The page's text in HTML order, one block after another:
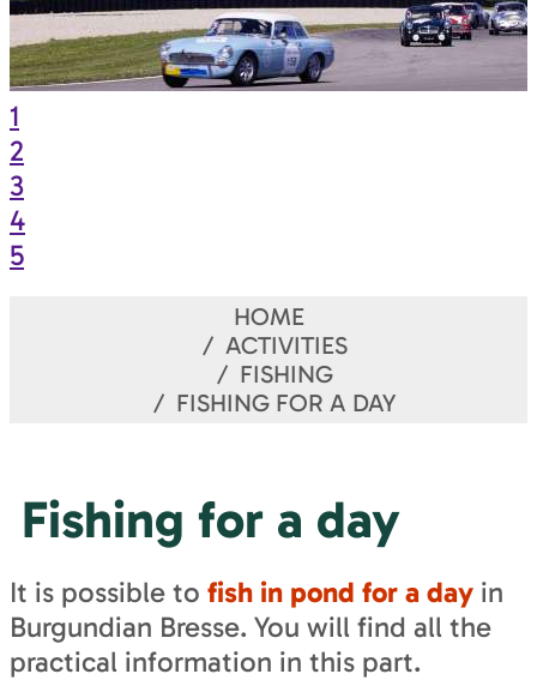
1
2
3
4
5
HOME
ACTIVITIES
FISHING
FISHING FOR A DAY
Fishing for a day
It is possible to fish in pond for a day in
Burgundian Bresse. You will find all the
practical information in this part.